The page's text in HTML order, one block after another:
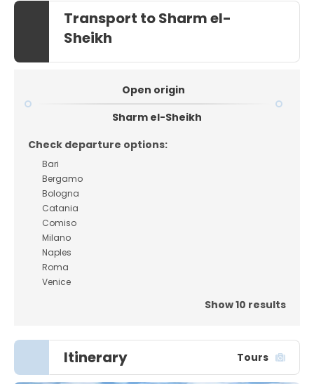
Transport to Sharm el-
Sheikh
Open origin
Sharm el-Sheikh
Check departure options:
Bari
Bergamo
Bologna
Catania
Comiso
Milano
Naples
Roma
Venice
Show 10 results
Itinerary Tours